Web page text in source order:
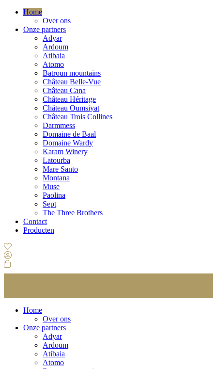
Home
Over ons
Onze partners
Adyar
Ardoum
Atibaia
Atomo
Batroun mountains
Château Belle-Vue
Château Cana
Château Héritage
Château Oumsiyat
Château Trois Collines
Darmmess
Domaine de Baal
Domaine Wardy
Karam Winery
Latourba
Mare Santo
Montana
Muse
Paolina
Sept
The Three Brothers
Contact
Producten
Home
Over ons
Onze partners
Adyar
Ardoum
Atibaia
Atomo